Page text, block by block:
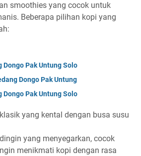
smoothies yang cocok untuk
Beberapa pilihan kopi yang
Dongo Pak Untung Solo
Dongo Pak Untung
Dongo Pak Untung Solo
yang kental dengan busa susu
yang menyegarkan, cocok
menikmati kopi dengan rasa